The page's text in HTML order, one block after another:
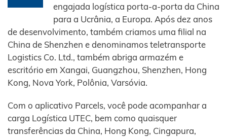
engajada logística porta-a-porta da China
para a Ucrânia, a Europa. Após dez anos
de desenvolvimento, também criamos uma filial na
China de Shenzhen e denominamos teletransporte
Logistics Co. Ltd., também abriga armazém e
escritório em Xangai, Guangzhou, Shenzhen, Hong
Kong, Nova York, Polônia, Varsóvia.
Com o aplicativo Parcels, você pode acompanhar a
carga Logística UTEC, bem como quaisquer
transferências da China, Hong Kong, Cingapura,